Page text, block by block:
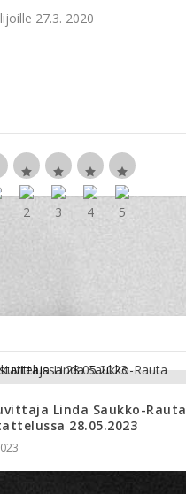
27.3. 2020
Linda Saukko-Rauta
28.05.2023